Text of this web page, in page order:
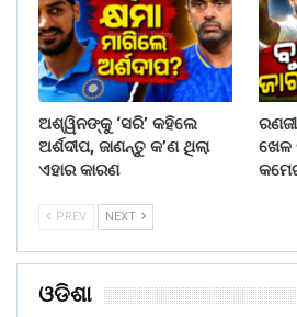
ଅଶ୍ୱିନଙ୍କୁ ‘ସରି’ କହିଲେ
ଅର୍ଶଦୀପ, ଜାଣନ୍ତୁ କ’ଣ ଥିଲା
ଏହାର କାରଣ
ଖେଳ
PREV NEXT
ଓଡିଶା